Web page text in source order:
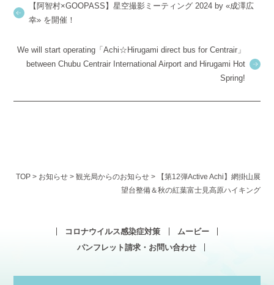
【阿智村×GOOPASS】星空撮影ミーティング 2024 by «成澤広
幸» を開催！
We will start operating「Achi☆Hirugami direct bus for Centrair」
between Chubu Centrair International Airport and Hirugami Hot
Spring!
TOP> お知らせ> 観光局からのお知らせ>
【第12弾Active Achi】網掛山展
望台整備＆秋の紅葉富士見高原ハイキング
コロナウイルス感染症対策
ムービー
パンフレット請求・お問い合わせ